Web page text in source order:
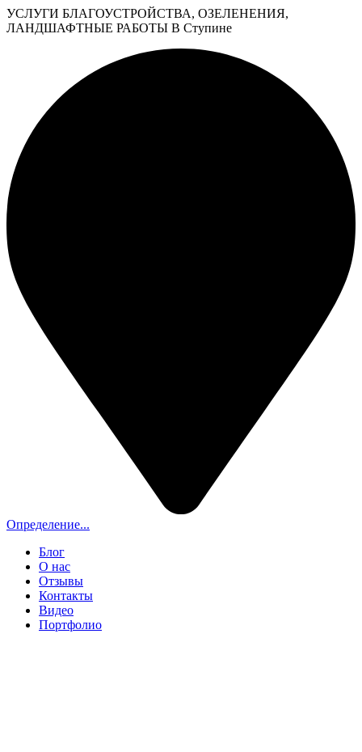
УСЛУГИ БЛАГОУСТРОЙСТВА, ОЗЕЛЕНЕНИЯ,
ЛАНДШАФТНЫЕ РАБОТЫ В Ступине
Определение...
Блог
О нас
Отзывы
Контакты
Видео
Портфолио